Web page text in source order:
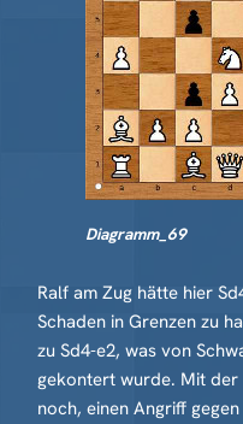
Diagramm_69
Ralf am Zug hätte hier
Schaden in Grenzen zu
zu Sd4-e2, was von
gekontert wurde. Mit
noch, einen Angriff